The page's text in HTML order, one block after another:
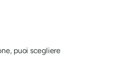
puoi scegliere